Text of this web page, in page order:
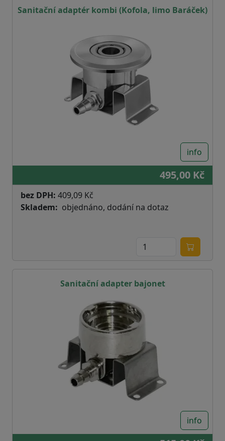
Sanitační adaptér kombi (Kofola, limo Baráček)
info
495,00 Kč
bez DPH: 409,09 Kč
Skladem
objednáno, dodání na dotaz
Sanitační adapter bajonet
info